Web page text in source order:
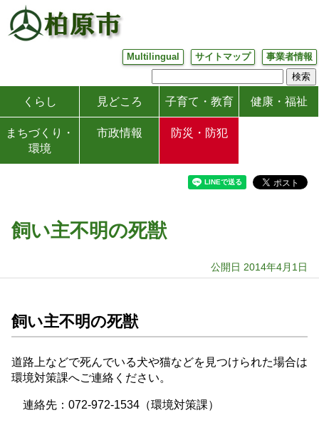
Multilingual サイトマップ 事業者情報
くらし 見どころ 子育て・教育 健康・福祉
まちづくり・
環境
市政情報 防災・防犯
飼い主不明の死獣
公開日 2014年4月1日
飼い主不明の死獣
道路上などで死んでいる犬や猫などを見つけられた場合は
環境対策課へご連絡ください。
連絡先：072-972-1534（環境対策課）